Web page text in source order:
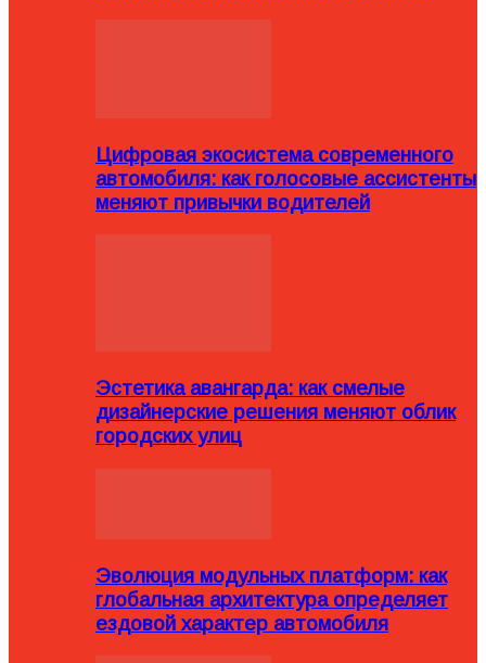
Цифровая экосистема современного
автомобиля: как голосовые ассистенты
меняют привычки водителей
Эстетика авангарда: как смелые
дизайнерские решения меняют облик
городских улиц
Эволюция модульных платформ: как
глобальная архитектура определяет
ездовой характер автомобиля